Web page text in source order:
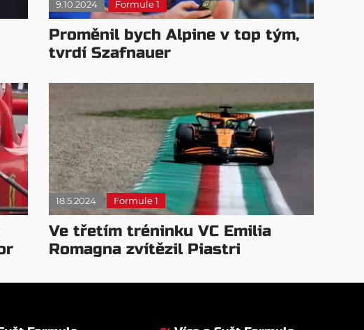
9.10.2024 Formule 1
Proměnil bych Alpine v top tým,
tvrdí Szafnauer
18.5.2024 Formule 1
Ve třetím tréninku VC Emilia
Romagna zvítězil Piastri